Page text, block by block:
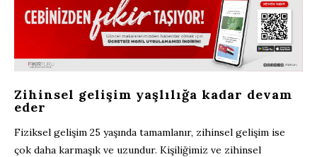
Zihinsel gelişim yaşlılığa kadar devam
eder
Fiziksel gelişim 25 yaşında tamamlanır, zihinsel gelişim ise
çok daha karmaşık ve uzundur. Kişiliğimiz ve zihinsel